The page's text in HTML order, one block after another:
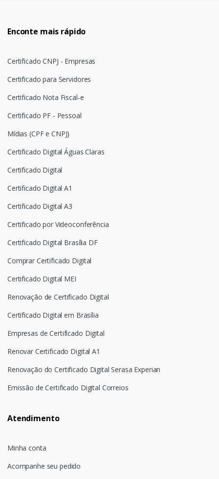
Enconte mais rápido
Certificado CNPJ - Empresas
Certificado para Servidores
Certificado Nota Fiscal-e
Certificado PF - Pessoal
Mídias (CPF e CNPJ)
Certificado Digital Águas Claras
Certificado Digital
Certificado Digital A1
Certificado Digital A3
Certificado por Videoconferência
Certificado Digital Brasília DF
Comprar Certificado Digital
Certificado Digital MEI
Renovação de Certificado Digital
Certificado Digital em Brasília
Empresas de Certificado Digital
Renovar Certificado Digital A1
Renovação do Certificado Digital Serasa Experian
Emissão de Certificado Digital Correios
Atendimento
Minha conta
Acompanhe seu pedido